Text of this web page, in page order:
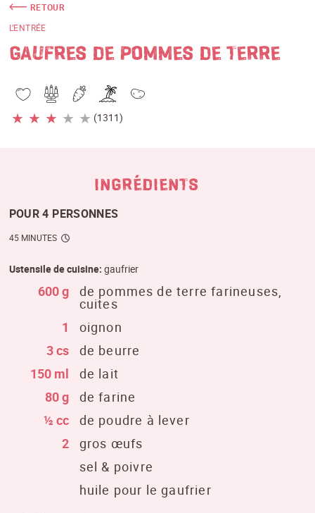
RETOUR
L’ENTRÉE
GAUFRES DE POMMES DE TERRE
★ ★ ★ ★ ★ (1311)
INGRÉDIENTS
POUR 4 PERSONNES
45 MINUTES
Ustensile de cuisine: gaufrier
600 g de pommes de terre farineuses,
cuites
1
oignon
3 cs
de beurre
150 ml
de lait
80 g
de farine
½ cc
de poudre à lever
2
gros œufs
sel & poivre
huile pour le gaufrier